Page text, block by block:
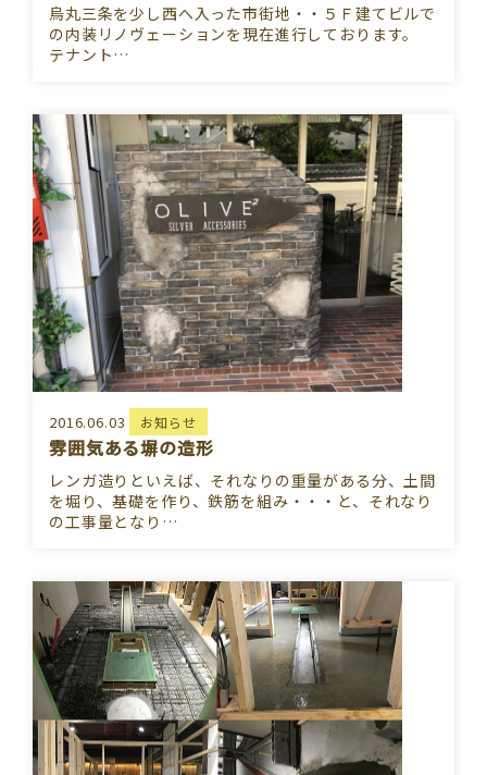
烏丸三条を少し西へ入った市街地・・５Ｆ建てビルで
の内装リノヴェーションを現在進行しております。
テナント…
2016.06.03 お知らせ
雰囲気ある塀の造形
レンガ造りといえば、それなりの重量がある分、土間
を堀り、基礎を作り、鉄筋を組み・・・と、それなり
の工事量となり…